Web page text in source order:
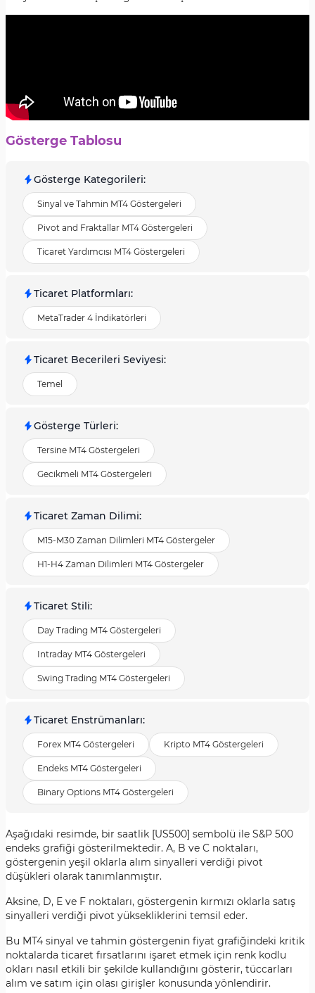
Gösterge Tablosu
Gösterge Kategorileri:
Sinyal ve Tahmin MT4 Göstergeleri
Pivot and Fraktallar MT4 Göstergeleri
Ticaret Yardımcısı MT4 Göstergeleri
Ticaret Platformları:
MetaTrader 4 İndikatörleri
Ticaret Becerileri Seviyesi:
Temel
Gösterge Türleri:
Tersine MT4 Göstergeleri
Gecikmeli MT4 Göstergeleri
Ticaret Zaman Dilimi:
M15-M30 Zaman Dilimleri MT4 Göstergeler
H1-H4 Zaman Dilimleri MT4 Göstergeler
Ticaret Stili:
Day Trading MT4 Göstergeleri
Intraday MT4 Göstergeleri
Swing Trading MT4 Göstergeleri
Ticaret Enstrümanları:
Forex MT4 Göstergeleri Kripto MT4 Göstergeleri
Endeks MT4 Göstergeleri
Binary Options MT4 Göstergeleri
Aşağıdaki resimde, bir saatlik [US500] sembolü ile S&P 500
endeks grafiği gösterilmektedir. A, B ve C noktaları,
göstergenin yeşil oklarla alım sinyalleri verdiği pivot
düşükleri olarak tanımlanmıştır.
Aksine, D, E ve F noktaları, göstergenin kırmızı oklarla satış
sinyalleri verdiği pivot yüksekliklerini temsil eder.
Bu MT4 sinyal ve tahmin göstergenin fiyat grafiğindeki kritik
noktalarda ticaret fırsatlarını işaret etmek için renk kodlu
okları nasıl etkili bir şekilde kullandığını gösterir, tüccarları
alım ve satım için olası girişler konusunda yönlendirir.